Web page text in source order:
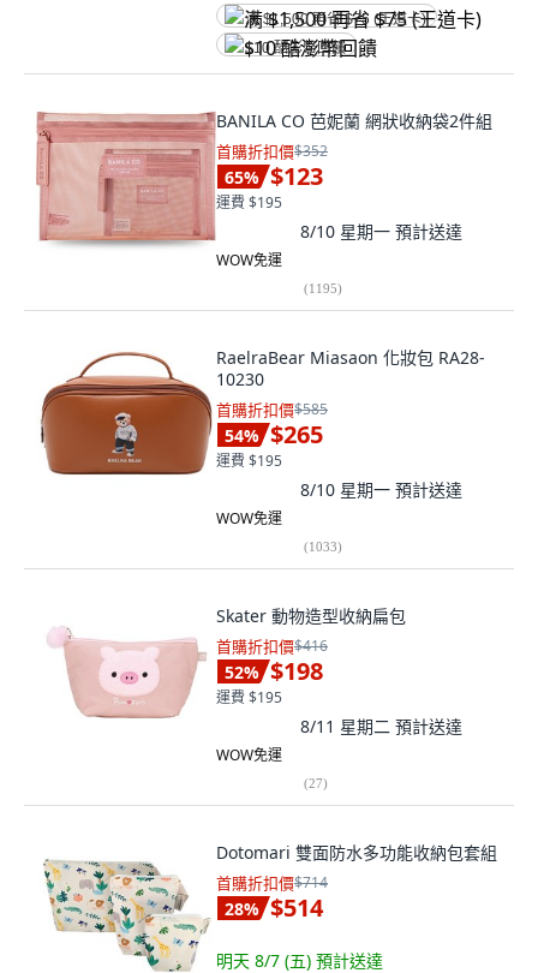
满 $1,500 再省 $75 (王道卡)
$10 酷澎幣回饋
BANILA CO 芭妮蘭 網狀收納袋2件組
首購折扣價$352
65% $123
運費 $195
8/10 星期一 預計送達
WOW免運
(1195)
RaelraBear Miasaon 化妝包 RA28-
10230
首購折扣價$585
54% $265
運費 $195
8/10 星期一 預計送達
WOW免運
(1033)
Skater 動物造型收納扁包
首購折扣價$416
52% $198
運費 $195
8/11 星期二 預計送達
WOW免運
(27)
Dotomari 雙面防水多功能收納包套組
首購折扣價$714
28% $514
明天 8/7 (五) 預計送達